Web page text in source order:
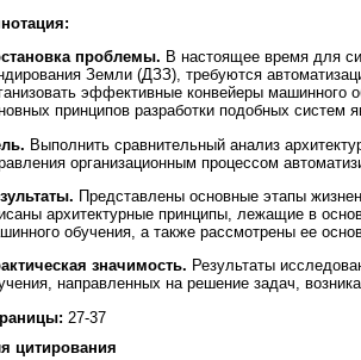
проблемы. В настоящее время для
Земли (ДЗЗ), требуются
эффективные конвейеры машинного
принципов разработки подобных систем
Выполнить сравнительный анализ
организационным процессом
Представлены основные этапы
архитектурные принципы, лежащие в
обучения, а также рассмотрены ее
значимость. Результаты
направленных на решение задач,
27-37
цитирования